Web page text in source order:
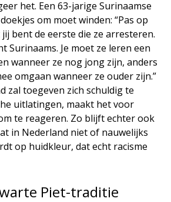
het. Een 63-jarige Surinaamse
om moet winden: “Pas op
bent de eerste die ze arresteren.
Surinaams. Je moet ze leren een
wanneer ze nog jong zijn, anders
omgaan wanneer ze ouder zijn.”
zal toegeven zich schuldig te
uitlatingen, maakt het voor
te reageren. Zo blijft echter ook
in Nederland niet of nauwelijks
op huidkleur, dat echt racisme
Piet-traditie